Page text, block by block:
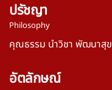
ปรัชญา
Philosophy
คุณธรรม นำวิชา พัฒนาสุข
อัตลักษณ์